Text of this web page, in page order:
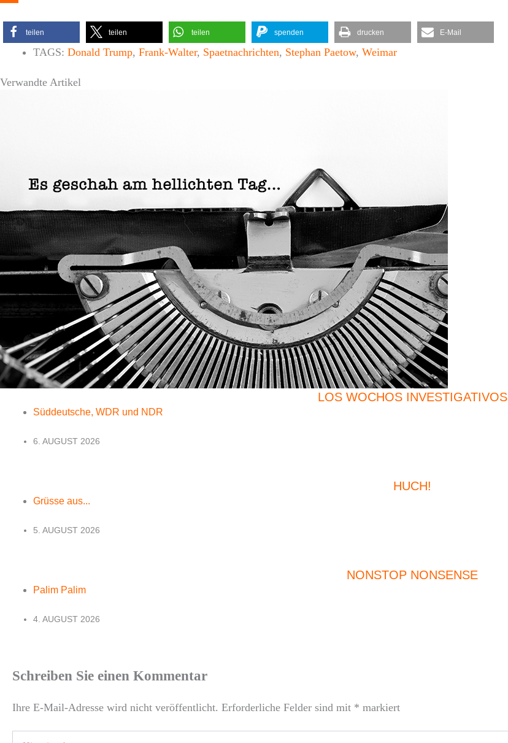
teilen teilen teilen spenden drucken E-Mail
TAGS: Donald Trump, Frank-Walter, Spaetnachrichten, Stephan Paetow, Weimar
Verwandte Artikel
LOS WOCHOS INVESTIGATIVOS
Süddeutsche, WDR und NDR
6. AUGUST 2026
HUCH!
Grüsse aus...
5. AUGUST 2026
NONSTOP NONSENSE
Palim Palim
4. AUGUST 2026
Schreiben Sie einen Kommentar
Ihre E-Mail-Adresse wird nicht veröffentlicht. Erforderliche Felder sind mit * markiert